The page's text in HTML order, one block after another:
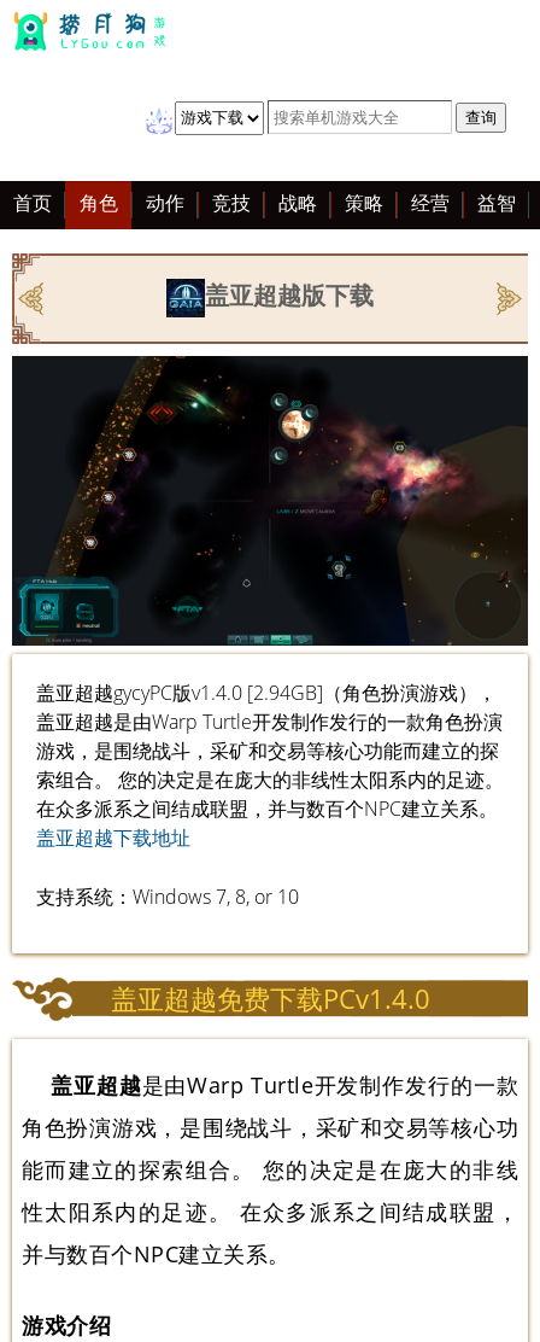
首页 角色 动作 竞技 战略 策略 经营 益智
冒险 棋牌 赛车 音乐 恋爱 单机 大全
盖亚超越版下载
盖亚超越gycyPC版v1.4.0 [2.94GB]（角色扮演游戏），
盖亚超越是由Warp Turtle开发制作发行的一款角色扮演
游戏，是围绕战斗，采矿和交易等核心功能而建立的探
索组合。 您的决定是在庞大的非线性太阳系内的足迹。
在众多派系之间结成联盟，并与数百个NPC建立关系。
盖亚超越下载地址
支持系统：Windows 7, 8, or 10
盖亚超越免费下载PCv1.4.0
盖亚超越是由Warp Turtle开发制作发行的一款
角色扮演游戏，是围绕战斗，采矿和交易等核心功
能而建立的探索组合。 您的决定是在庞大的非线
性太阳系内的足迹。 在众多派系之间结成联盟，
并与数百个NPC建立关系。
游戏介绍